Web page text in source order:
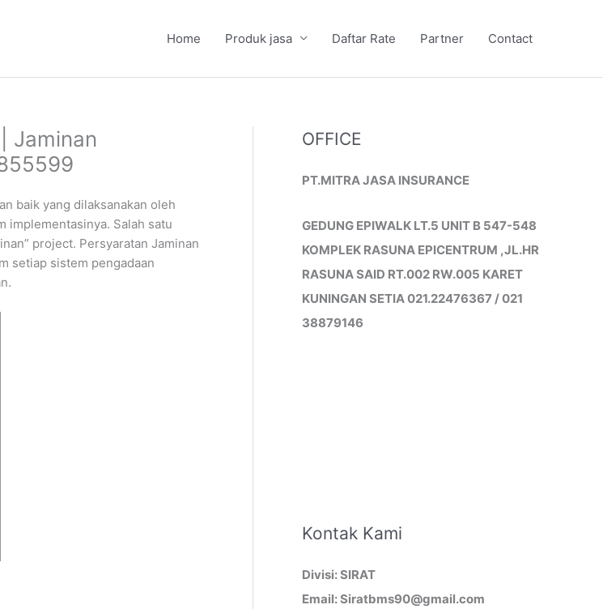
Home Produk jasa Daftar Rate Partner Contact
Jaminan
baik yang dilaksanakan oleh
implementasinya. Salah satu
project. Persyaratan Jaminan
setiap sistem pengadaan
OFFICE
PT.MITRA JASA INSURANCE
GEDUNG EPIWALK LT.5 UNIT B 547-548
KOMPLEK RASUNA EPICENTRUM ,JL.HR
RASUNA SAID RT.002 RW.005 KARET
KUNINGAN SETIA 021.22476367 / 021
38879146
Kontak Kami
Divisi: SIRAT
Email: Siratbms90@gmail.com